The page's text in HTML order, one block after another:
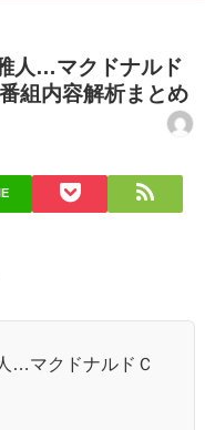
人…マクドナルド
組内容解析まとめ
…マクドナルドＣ